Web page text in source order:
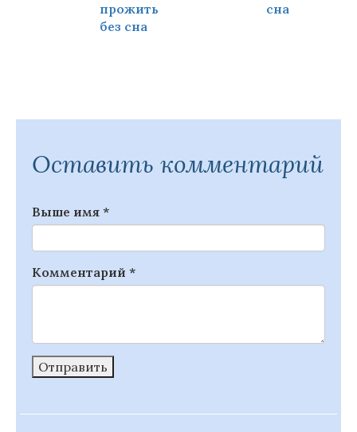
прожить
без сна
сна
Оставить комментарий
Выше имя *
Комментарий *
Отправить